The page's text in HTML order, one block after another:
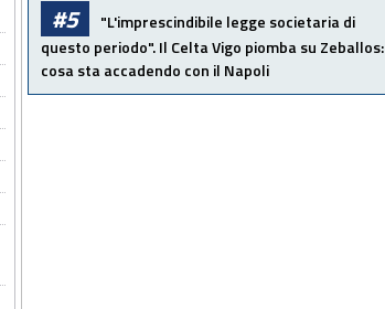
#5
"L'imprescindibile legge societaria di
questo periodo". Il Celta Vigo piomba su Zeballos:
cosa sta accadendo con il Napoli